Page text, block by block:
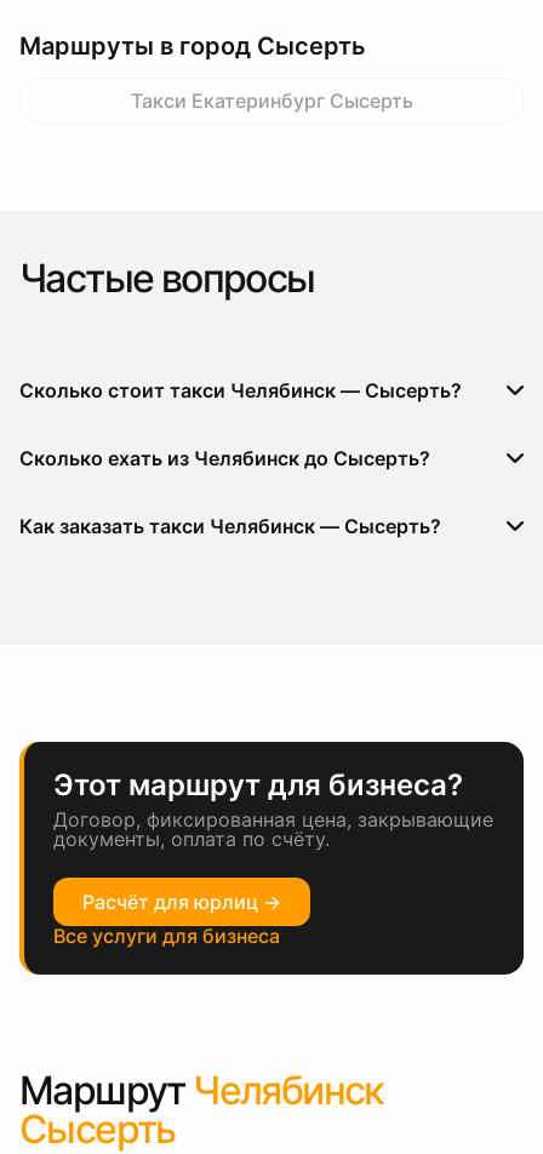
Маршруты в город Сысерть
Такси Екатеринбург Сысерть
Частые вопросы
Сколько стоит такси Челябинск — Сысерть?
Сколько ехать из Челябинск до Сысерть?
Как заказать такси Челябинск — Сысерть?
Этот маршрут для бизнеса?
Договор, фиксированная цена, закрывающие
документы, оплата по счёту.
Расчёт для юрлиц →
Все услуги для бизнеса
Маршрут Челябинск
Сысерть